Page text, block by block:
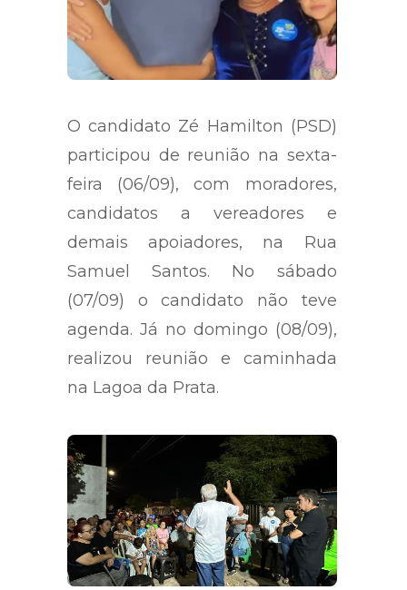
O candidato Zé Hamilton (PSD)
participou de reunião na sexta-
feira (06/09), com moradores,
candidatos a vereadores e
demais apoiadores, na Rua
Samuel Santos. No sábado
(07/09) o candidato não teve
agenda. Já no domingo (08/09),
realizou reunião e caminhada
na Lagoa da Prata.